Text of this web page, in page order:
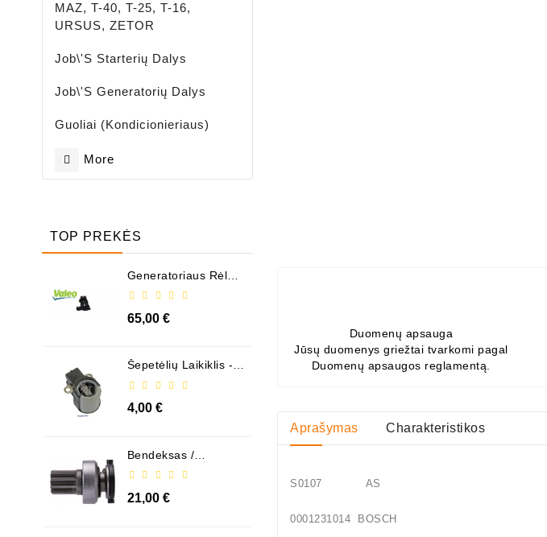
MAZ, T-40, T-25, T-16,
URSUS, ZETOR
Job\'s Starterių Dalys
Job\'s Generatorių Dalys
Guoliai (kondicionieriaus)
More
TOP PREKĖS
Generatoriaus Rėlė -
65,00 €
Šepetėlių Laikiklis - /
4,00 €
Bendeksas /
21,00 €
Duomenų apsauga
Jūsų duomenys griežtai tvarkomi pagal
Duomenų apsaugos reglamentą.
Aprašymas Charakteristikos
S0107 AS
0001231014 BOSCH